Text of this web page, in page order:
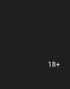
18+